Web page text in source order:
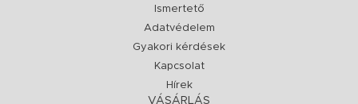
Ismertető
Adatvédelem
Gyakori kérdések
Kapcsolat
Hírek
VÁSÁRLÁS